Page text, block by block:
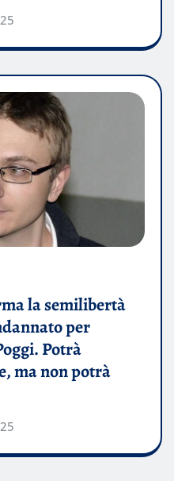
la semilibertà
per
Potrà
ma non potrà